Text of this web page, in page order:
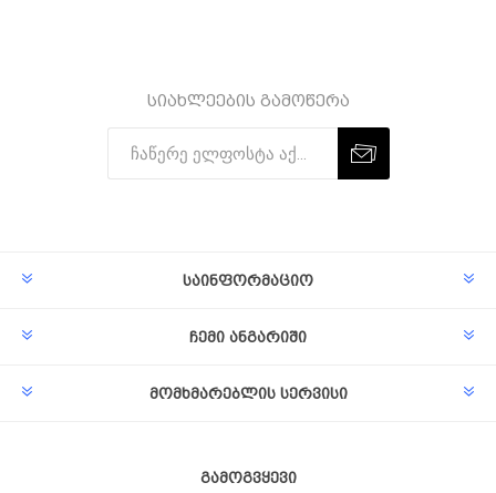
სიახლეების გამოწერა
საინფორმაციო
ჩემი ანგარიში
მომხმარებლის სერვისი
გამოგვყევი